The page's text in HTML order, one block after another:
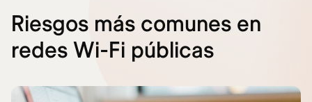
Riesgos más comunes en
redes Wi-Fi públicas